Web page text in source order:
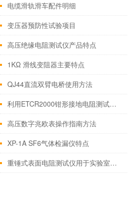
电缆滑轨滑车配件明细
变压器预防性试验项目
高压绝缘电阻测试仪产品特点
1KΩ 滑线变阻器主要特点
QJ44直流双臂电桥使用方法
利用ETCR2000钳形接地电阻测试仪测量线路杆塔接地
高压数字兆欧表操作指南方法
XP-1A SF6气体检漏仪特点
重锤式表面电阻测试仪用于实验室工作台、地面、工作服点对点的阻值测量